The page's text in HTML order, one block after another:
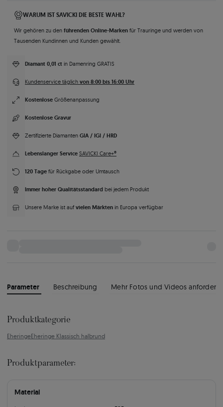
WARUM IST SAVICKI DIE BESTE WAHL?
Wir gehören zu den führenden Online-Marken für Trauringe und werden von
Tausenden Kundinnen und Kunden gewählt.
Diamant 0,01 ct in Damenring GRATIS
Kundenservice täglich von 8:00 bis 16:00 Uhr
Kostenlose Größenanpassung
Kostenlose Gravur
Zertifizierte Diamanten GIA / IGI / HRD
Lebenslanger Service SAVICKI Care+®
120 Tage für Rückgabe oder Umtausch
Immer hoher Qualitätsstandard bei jedem Produkt
Unsere Marke ist auf vielen Märkten in Europa verfügbar
Parameter Beschreibung Mehr Fotos und Videos anfordern
Produktkategorie
EheringeEheringe Klassisch halbrund
Produktparameter:
Material